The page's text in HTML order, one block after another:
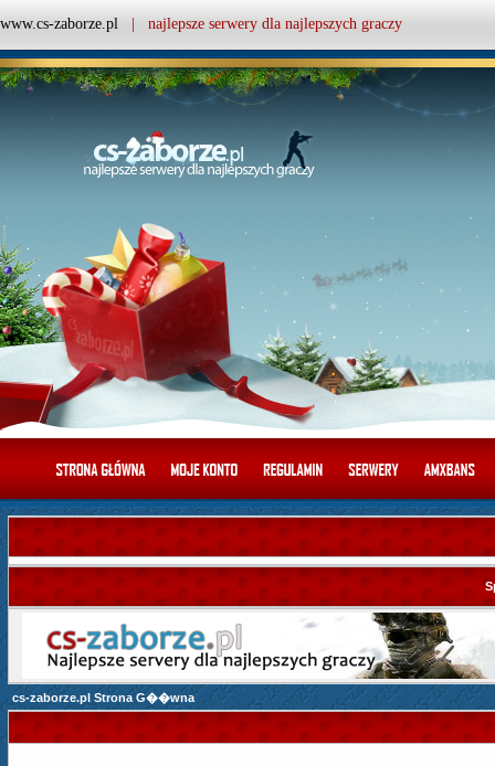
www.cs-zaborze.pl | najlepsze serwery dla najlepszych graczy
cs-zaborze.pl Strona G��wna